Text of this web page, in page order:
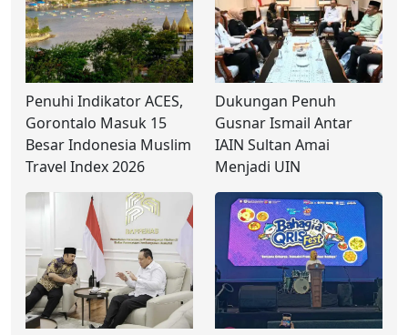
Penuhi Indikator ACES,
Gorontalo Masuk 15
Besar Indonesia Muslim
Travel Index 2026
Dukungan Penuh
Gusnar Ismail Antar
IAIN Sultan Amai
Menjadi UIN